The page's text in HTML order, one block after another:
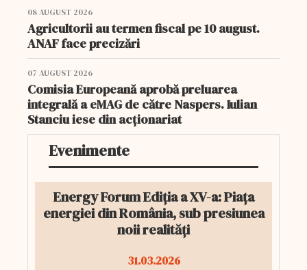
08 AUGUST 2026
Agricultorii au termen fiscal pe 10 august.
ANAF face precizări
07 AUGUST 2026
Comisia Europeană aprobă preluarea
integrală a eMAG de către Naspers. Iulian
Stanciu iese din acționariat
Evenimente
Energy Forum Ediția a XV-a: Piața
energiei din România, sub presiunea
noii realități
31.03.2026